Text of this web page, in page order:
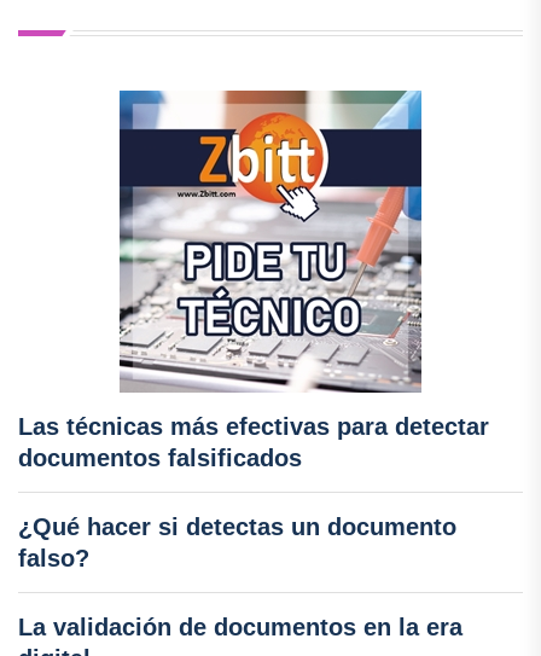
Las técnicas más efectivas para detectar
documentos falsificados
¿Qué hacer si detectas un documento
falso?
La validación de documentos en la era